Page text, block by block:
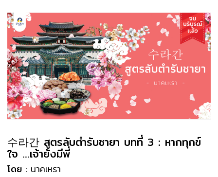
수라간 สูตรลับตำรับชายา บทที่ 3 : หากทุกข์
ใจ …เจ้ายังมีพี่
โดย : นาคเหรา